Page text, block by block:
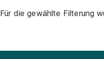
Für die gewählte Filterung